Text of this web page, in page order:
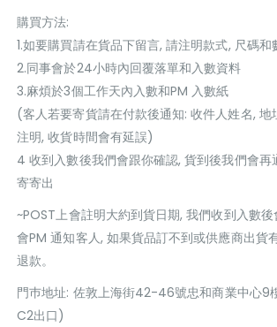
購買方法:
1.如要購買請在貨品下留言, 請注明款式, 尺碼
2.同事會於24小時內回覆落單和入數資料
3.麻煩於3個工作天內入數和PM 入數紙
(客人若要寄貨請在付款後通知: 收件人姓名, 地
注明, 收貨時間會有延誤)
4 收到入數後我們會跟你確認, 貨到後我們會再
寄寄出
~POST上會註明大約到貨日期, 我們收到入數
會PM 通知客人, 如果貨品訂不到或供應商出貨
退款。
門巿地址: 佐敦上海街42-46號忠和商業中心9
C2出口)